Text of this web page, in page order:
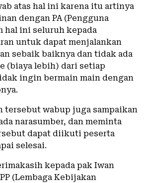
atas hal ini karena itu artinya
dengan PA (Pengguna
hal ini seluruh kepada
untuk dapat menjalankan
sebaik baiknya dan tidak ada
(biaya lebih) dari setiap
ingin bermain main dengan
tersebut wabup juga sampaikan
narasumber, dan meminta
dapat diikuti peserta
selesai.
kepada pak Iwan
(Lembaga Kebijakan